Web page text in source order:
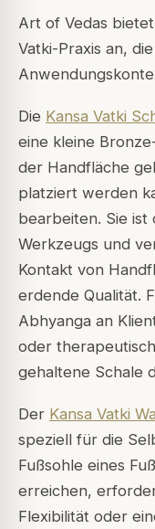
Art of Vedas
Vatki-Praxis an,
Die Kansa Vatki
eine kleine
der Handfläche
platziert werden
bearbeiten. Sie ist
Werkzeugs und
Kontakt von
erdende Qualität.
Abhyanga an
oder
gehaltene Schale
Der Kansa Vatki
speziell für die
Fußsohle eines
erreichen,
Flexibilität oder